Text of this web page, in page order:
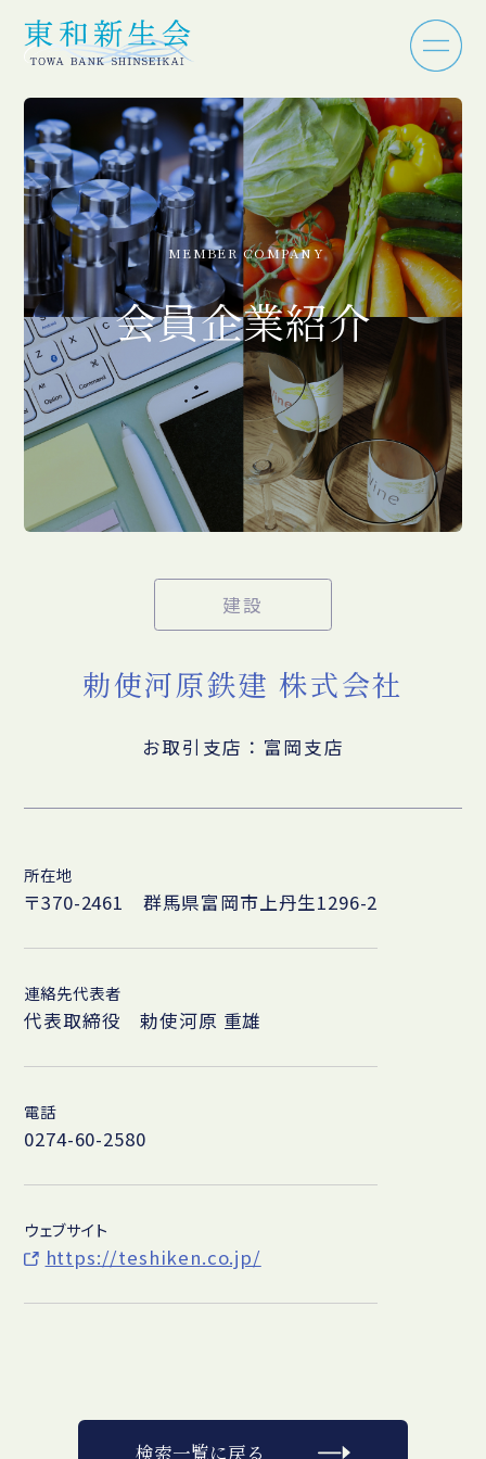
MEMBER COMPANY
会員企業紹介
建設
勅使河原鉄建 株式会社
お取引支店：富岡支店
所在地
〒370-2461 群馬県富岡市上丹生1296-2
連絡先代表者
代表取締役 勅使河原 重雄
電話
0274-60-2580
ウェブサイト
https://teshiken.co.jp/
検索一覧に戻る